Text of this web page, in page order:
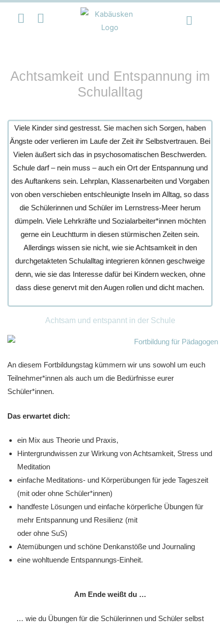
Achtsamkeit und Entspannung im
Schulalltag
Viele Kinder sind gestresst. Sie machen sich Sorgen, haben
Ängste oder verlieren im Laufe der Zeit ihr Selbstvertrauen. Bei
Vielen äußert sich das in psychosomatischen Beschwerden.
Schule darf – nein muss – auch ein Ort der Entspannung und
des Auftankens sein. Lehrplan, Klassenarbeiten und Vorgaben
von oben verschieben entschleunigte Inseln im Alltag, so dass
die Schülerinnen und Schüler im Lernstress-Meer herum
dümpeln. Viele Lehrkräfte und Sozialarbeiter*innen möchten
gerne ein Leuchtturm in diesen stürmischen Zeiten sein.
Allerdings wissen sie nicht, wie sie Achtsamkeit in den
durchgetakteten Schulalltag integrieren können geschweige
denn, wie sie das Interesse dafür bei Kindern wecken, ohne
dass diese genervt mit den Augen rollen und dicht machen.
Achtsam und entspannt in der Schule
An diesem Fortbildungstag kümmern wir uns sowohl um euch
Teilnehmer*innen als auch um die Bedürfnisse eurer
Schüler*innen.
Das erwartet dich:
ein Mix aus Theorie und Praxis,
Hintergrundwissen zur Wirkung von Achtsamkeit, Stress und
Meditation
einfache Meditations- und Körperübungen für jede Tageszeit
(mit oder ohne Schüler*innen)
handfeste Lösungen und einfache körperliche Übungen für
mehr Entspannung und Resilienz (mit
oder ohne SuS)
Atemübungen und schöne Denkanstöße und Journaling
eine wohltuende Entspannungs-Einheit.
Am Ende weißt du …
… wie du Übungen für die Schülerinnen und Schüler selbst